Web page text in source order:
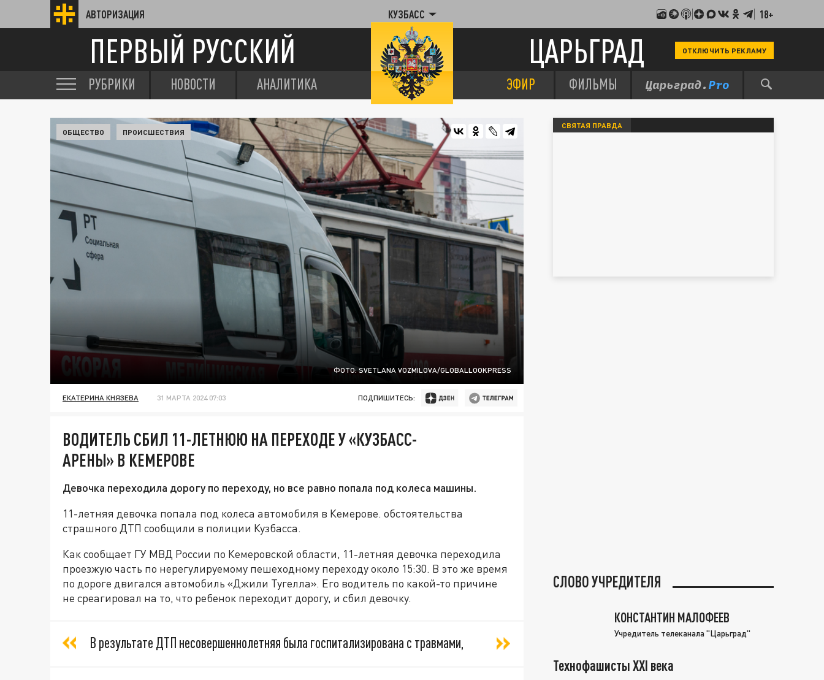
АВТОРИЗАЦИЯ КУЗБАСС 18+
ПЕРВЫЙ РУССКИЙ ЦАРЬГРАД ОТКЛЮЧИТЬ РЕКЛАМУ
РУБРИКИ НОВОСТИ АНАЛИТИКА ЭФИР ФИЛЬМЫ
ФОТО: SVETLANA VOZMILOVA/GLOBALLOOKPRESS
ОБЩЕСТВО ПРОИСШЕСТВИЯ
ЕКАТЕРИНА КНЯЗЕВА 31 МАРТА 2024 07:03 ПОДПИШИТЕСЬ:
ВОДИТЕЛЬ СБИЛ 11-ЛЕТНЮЮ НА ПЕРЕХОДЕ У «КУЗБАСС-
АРЕНЫ» В КЕМЕРОВЕ
Девочка переходила дорогу по переходу, но все равно попала под колеса машины.
11-летняя девочка попала под колеса автомобиля в Кемерове. обстоятельства
страшного ДТП сообщили в полиции Кузбасса.
Как сообщает ГУ МВД России по Кемеровской области, 11-летняя девочка переходила
проезжую часть по нерегулируемому пешеходному переходу около 15:30. В это же время
по дороге двигался автомобиль «Джили Тугелла». Его водитель по какой-то причине
не среагировал на то, что ребенок переходит дорогу, и сбил девочку.
В результате ДТП несовершеннолетняя была госпитализирована с травмами,
СВЯТАЯ ПРАВДА
СЛОВО УЧРЕДИТЕЛЯ
КОНСТАНТИН МАЛОФЕЕВ
Учредитель телеканала "Царьград"
Технофашисты XXI века